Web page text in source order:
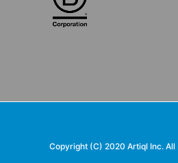
Copyright (C) 2020 Artiql Inc. All